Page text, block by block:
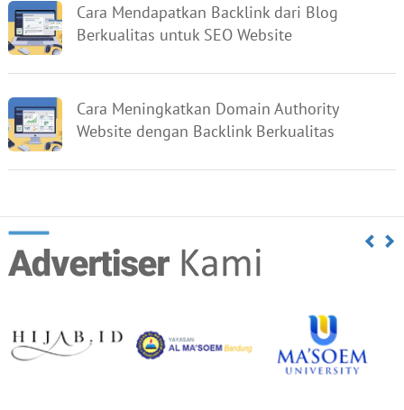
Cara Mendapatkan Backlink dari Blog
Berkualitas untuk SEO Website
Cara Meningkatkan Domain Authority
Website dengan Backlink Berkualitas